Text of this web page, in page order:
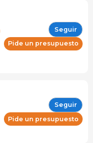
Seguir
Pide un presupuesto
Seguir
Pide un presupuesto